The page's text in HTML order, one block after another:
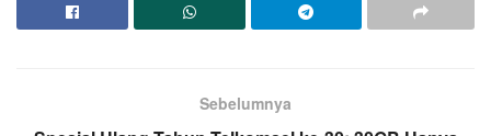
Sebelumnya